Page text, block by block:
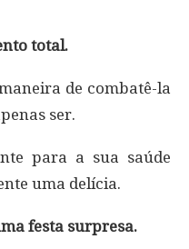
total.
de combatê-la
ser.
para a sua saúde
uma delícia.
festa surpresa.